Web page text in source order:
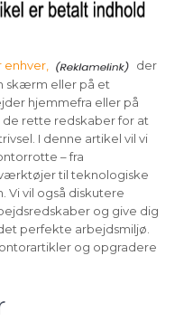
der
skærm eller på et
hjemmefra eller på
rette redskaber for at
I denne artikel vil vi
– fra
til teknologiske
Vi vil også diskutere
og give dig
perfekte arbejdsmiljø.
og opgradere